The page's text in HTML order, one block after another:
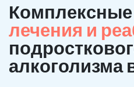
Комплексные
лечения и
алкоголизма